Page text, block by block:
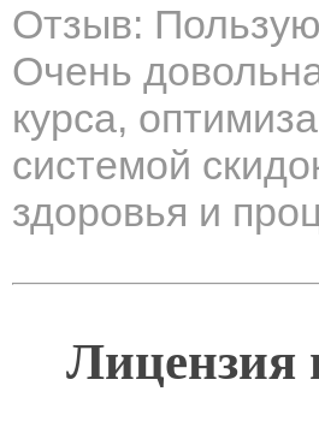
Отзыв:
Очень
курса,
системой
здоровья и
Лицензия